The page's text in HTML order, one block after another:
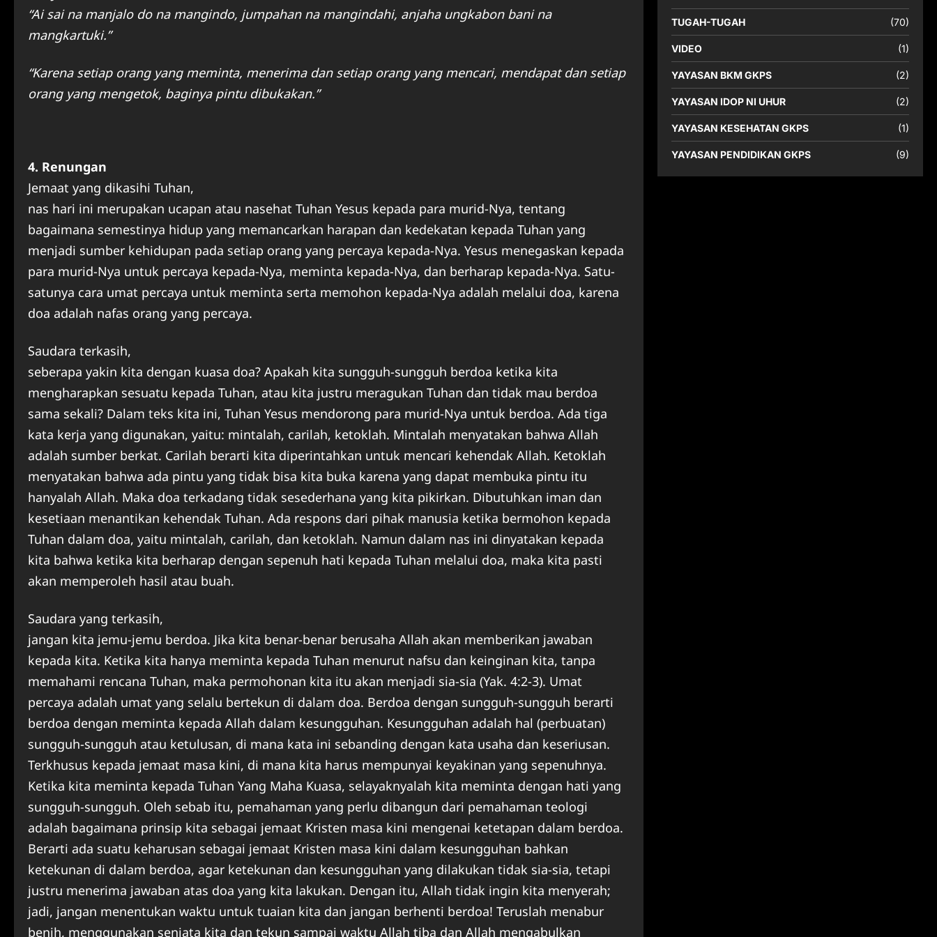
“Ai sai na manjalo do na mangindo, jumpahan na mangindahi, anjaha ungkabon bani na
mangkartuki.”
“Karena setiap orang yang meminta, menerima dan setiap orang yang mencari, mendapat dan setiap
orang yang mengetok, baginya pintu dibukakan.”
4. Renungan
Jemaat yang dikasihi Tuhan,
nas hari ini merupakan ucapan atau nasehat Tuhan Yesus kepada para murid-Nya, tentang
bagaimana semestinya hidup yang memancarkan harapan dan kedekatan kepada Tuhan yang
menjadi sumber kehidupan pada setiap orang yang percaya kepada-Nya. Yesus menegaskan kepada
para murid-Nya untuk percaya kepada-Nya, meminta kepada-Nya, dan berharap kepada-Nya. Satu-
satunya cara umat percaya untuk meminta serta memohon kepada-Nya adalah melalui doa, karena
doa adalah nafas orang yang percaya.
Saudara terkasih,
seberapa yakin kita dengan kuasa doa? Apakah kita sungguh-sungguh berdoa ketika kita
mengharapkan sesuatu kepada Tuhan, atau kita justru meragukan Tuhan dan tidak mau berdoa
sama sekali? Dalam teks kita ini, Tuhan Yesus mendorong para murid-Nya untuk berdoa. Ada tiga
kata kerja yang digunakan, yaitu: mintalah, carilah, ketoklah. Mintalah menyatakan bahwa Allah
adalah sumber berkat. Carilah berarti kita diperintahkan untuk mencari kehendak Allah. Ketoklah
menyatakan bahwa ada pintu yang tidak bisa kita buka karena yang dapat membuka pintu itu
hanyalah Allah. Maka doa terkadang tidak sesederhana yang kita pikirkan. Dibutuhkan iman dan
kesetiaan menantikan kehendak Tuhan. Ada respons dari pihak manusia ketika bermohon kepada
Tuhan dalam doa, yaitu mintalah, carilah, dan ketoklah. Namun dalam nas ini dinyatakan kepada
kita bahwa ketika kita berharap dengan sepenuh hati kepada Tuhan melalui doa, maka kita pasti
akan memperoleh hasil atau buah.
Saudara yang terkasih,
jangan kita jemu-jemu berdoa. Jika kita benar-benar berusaha Allah akan memberikan jawaban
kepada kita. Ketika kita hanya meminta kepada Tuhan menurut nafsu dan keinginan kita, tanpa
memahami rencana Tuhan, maka permohonan kita itu akan menjadi sia-sia (Yak. 4:2-3). Umat
percaya adalah umat yang selalu bertekun di dalam doa. Berdoa dengan sungguh-sungguh berarti
berdoa dengan meminta kepada Allah dalam kesungguhan. Kesungguhan adalah hal (perbuatan)
sungguh-sungguh atau ketulusan, di mana kata ini sebanding dengan kata usaha dan keseriusan.
Terkhusus kepada jemaat masa kini, di mana kita harus mempunyai keyakinan yang sepenuhnya.
Ketika kita meminta kepada Tuhan Yang Maha Kuasa, selayaknyalah kita meminta dengan hati yang
sungguh-sungguh. Oleh sebab itu, pemahaman yang perlu dibangun dari pemahaman teologi
adalah bagaimana prinsip kita sebagai jemaat Kristen masa kini mengenai ketetapan dalam berdoa.
Berarti ada suatu keharusan sebagai jemaat Kristen masa kini dalam kesungguhan bahkan
ketekunan di dalam berdoa, agar ketekunan dan kesungguhan yang dilakukan tidak sia-sia, tetapi
justru menerima jawaban atas doa yang kita lakukan. Dengan itu, Allah tidak ingin kita menyerah;
jadi, jangan menentukan waktu untuk tuaian kita dan jangan berhenti berdoa! Teruslah menabur
benih, menggunakan senjata kita dan tekun sampai waktu Allah tiba dan Allah mengabulkan
TUGAH-TUGAH (70)
VIDEO (1)
YAYASAN BKM GKPS (2)
YAYASAN IDOP NI UHUR (2)
YAYASAN KESEHATAN GKPS (1)
YAYASAN PENDIDIKAN GKPS (9)